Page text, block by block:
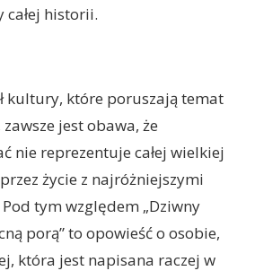
całej historii.
kultury, które poruszają temat
jest obawa, że
nie reprezentuje całej wielkiej
życie z najróżniejszymi
tym względem „Dziwny
porą” to opowieść o osobie,
która jest napisana raczej w